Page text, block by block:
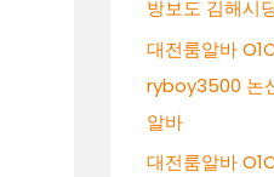
방보도 김해시
대전룸알바
ryboy3500 논
알바
대전룸알바